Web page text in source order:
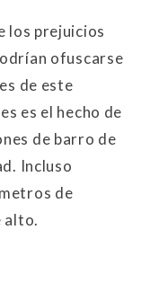
los prejuicios
ofuscarse
de este
es el hecho de
de barro de
Incluso
de
alto.